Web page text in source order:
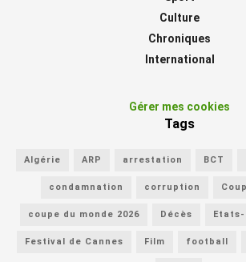
Culture
Chroniques
International
Gérer mes cookies
Tags
Algérie ARP arrestation BCT
condamnation corruption
coupe du monde 2026 Décès Etats-
Festival de Cannes Film football